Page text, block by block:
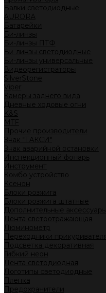
Балки светодиодные
AURORA
Батарейки
Би-линзы
Би-линзы ПТФ
Би-линзы светодиодные
Би-линзы универсальные
Видеорегистраторы
SilverStone
Viper
Камеры заднего вида
Дневные ходовые огни
K&S
MTF
Прочие производители
Знак "ТАКСИ"
Знак аварийной остановки
Инспекционный фонарь
Инструмент
Комбо устройство
Ксенон
Блоки розжига
Блоки розжига штатные
Дополнительные аксессуары
Лента светоотражающая
Люминометр
Переходники
Подсветка декоративная
Гибкий неон
Лента светодиодная
Логотипы светодиодные
Пленка
Предохранители